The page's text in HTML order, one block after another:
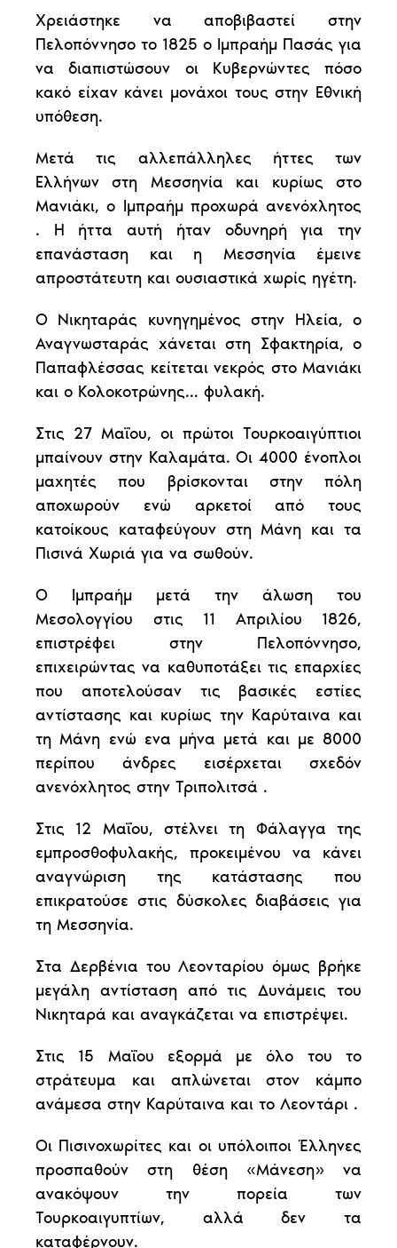
Χρειάστηκε να αποβιβαστεί στην
Πελοπόννησο το 1825 ο Ιμπραήμ Πασάς για
να διαπιστώσουν οι Κυβερνώντες πόσο
κακό είχαν κάνει μονάχοι τους στην Εθνική
υπόθεση.
Μετά τις αλλεπάλληλες ήττες των
Ελλήνων στη Μεσσηνία και κυρίως στο
Μανιάκι, ο Ιμπραήμ προχωρά ανενόχλητος
. Η ήττα αυτή ήταν οδυνηρή για την
επανάσταση και η Μεσσηνία έμεινε
απροστάτευτη και ουσιαστικά χωρίς ηγέτη.
Ο Νικηταράς κυνηγημένος στην Ηλεία, ο
Αναγνωσταράς χάνεται στη Σφακτηρία, ο
Παπαφλέσσας κείτεται νεκρός στο Μανιάκι
και ο Κολοκοτρώνης… φυλακή.
Στις 27 Μαΐου, οι πρώτοι Τουρκοαιγύπτιοι
μπαίνουν στην Καλαμάτα. Οι 4000 ένοπλοι
μαχητές που βρίσκονται στην πόλη
αποχωρούν ενώ αρκετοί από τους
κατοίκους καταφεύγουν στη Μάνη και τα
Πισινά Χωριά για να σωθούν.
Ο Ιμπραήμ μετά την άλωση του
Μεσολογγίου στις 11 Απριλίου 1826,
επιστρέφει στην Πελοπόννησο,
επιχειρώντας να καθυποτάξει τις επαρχίες
που αποτελούσαν τις βασικές εστίες
αντίστασης και κυρίως την Καρύταινα και
τη Μάνη ενώ ενα μήνα μετά και με 8000
περίπου άνδρες εισέρχεται σχεδόν
ανενόχλητος στην Τριπολιτσά .
Στις 12 Μαΐου, στέλνει τη Φάλαγγα της
εμπροσθοφυλακής, προκειμένου να κάνει
αναγνώριση της κατάστασης που
επικρατούσε στις δύσκολες διαβάσεις για
τη Μεσσηνία.
Στα Δερβένια του Λεονταρίου όμως βρήκε
μεγάλη αντίσταση από τις Δυνάμεις του
Νικηταρά και αναγκάζεται να επιστρέψει.
Στις 15 Μαΐου εξορμά με όλο του το
στράτευμα και απλώνεται στον κάμπο
ανάμεσα στην Καρύταινα και το Λεοντάρι .
Οι Πισινοχωρίτες και οι υπόλοιποι Έλληνες
προσπαθούν στη θέση «Μάνεση» να
ανακόψουν την πορεία των
Τουρκοαιγυπτίων, αλλά δεν τα
καταφέρνουν.